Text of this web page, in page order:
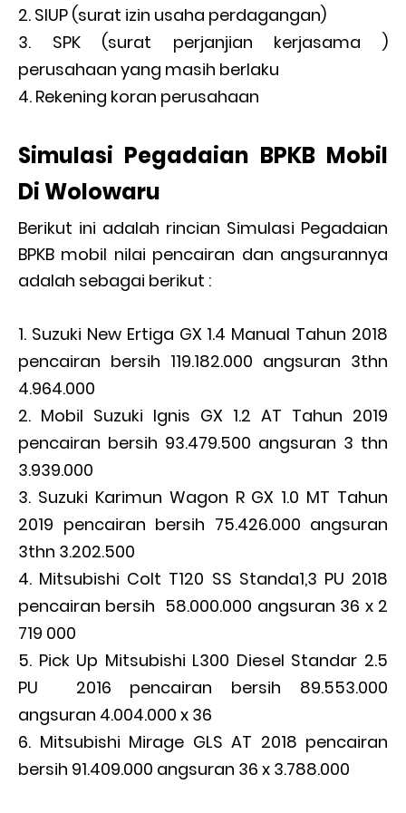
SIUP (surat izin usaha perdagangan)
SPK (surat perjanjian kerjasama )
perusahaan yang masih berlaku
Rekening koran perusahaan
Simulasi Pegadaian BPKB Mobil
Di Wolowaru
Berikut ini adalah rincian Simulasi Pegadaian
BPKB mobil nilai pencairan dan angsurannya
adalah sebagai berikut :
Suzuki New Ertiga GX 1.4 Manual Tahun 2018
pencairan bersih 119.182.000 angsuran 3thn
4.964.000
Mobil Suzuki Ignis GX 1.2 AT Tahun 2019
pencairan bersih 93.479.500 angsuran 3 thn
3.939.000
Suzuki Karimun Wagon R GX 1.0 MT Tahun
2019 pencairan bersih 75.426.000 angsuran
3thn 3.202.500
Mitsubishi Colt T120 SS Standa1,3 PU 2018
pencairan bersih 58.000.000 angsuran 36 x 2
719 000
Pick Up Mitsubishi L300 Diesel Standar 2.5
PU 2016 pencairan bersih 89.553.000
angsuran 4.004.000 x 36
Mitsubishi Mirage GLS AT 2018 pencairan
bersih 91.409.000 angsuran 36 x 3.788.000